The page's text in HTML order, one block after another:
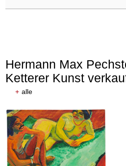
Hermann Max
Ketterer Kunst
+ alle